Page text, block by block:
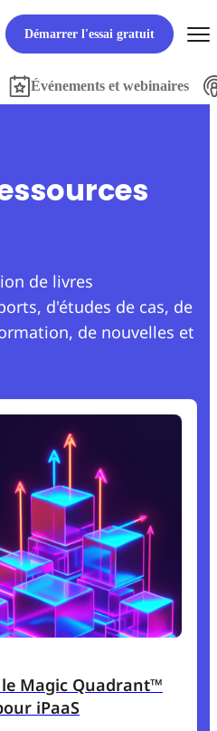
Démarrer l'essai gratuit
Événements et webinaires
de livres
d'études de cas, de
de nouvelles et
Magic Quadrant™
iPaaS